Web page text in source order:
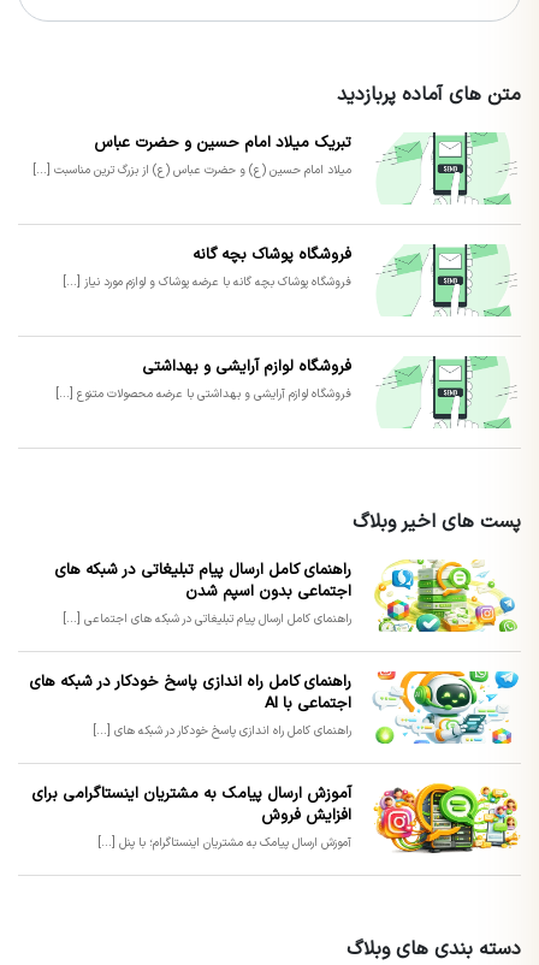
متن های آماده پربازدید
تبریک میلاد امام حسین و حضرت عباس
میلاد امام حسین (ع) و حضرت عباس (ع) از بزرگ ترین مناسبت [...]
فروشگاه پوشاک بچه گانه
فروشگاه پوشاک بچه گانه با عرضه پوشاک و لوازم مورد نیاز [...]
فروشگاه لوازم آرایشی و بهداشتی
فروشگاه لوازم آرایشی و بهداشتی با عرضه محصولات متنوع [...]
پست های اخیر وبلاگ
راهنمای کامل ارسال پیام تبلیغاتی در شبکه های
اجتماعی بدون اسپم شدن
راهنمای کامل ارسال پیام تبلیغاتی در شبکه های اجتماعی [...]
راهنمای کامل راه اندازی پاسخ خودکار در شبکه های
اجتماعی با AI
راهنمای کامل راه اندازی پاسخ خودکار در شبکه های [...]
آموزش ارسال پیامک به مشتریان اینستاگرامی برای
افزایش فروش
آموزش ارسال پیامک به مشتریان اینستاگرام؛ با پنل [...]
دسته بندی های وبلاگ